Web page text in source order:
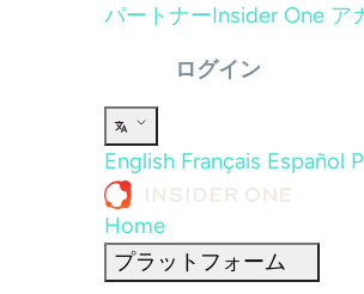
パートナーInsider One ア
ログイン
English Français Español
Home
プラットフォーム